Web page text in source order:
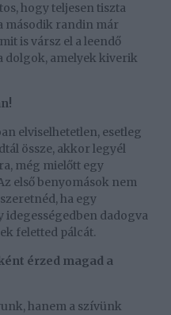
hogy teljesen tiszta
második randin már
is vársz el a leendő
dolgok, amelyek kiverik
elviselhetetlen, esetleg
össze, akkor legyél
még mielőtt egy
első benyomások nem
ha egy
idegességedben dadogva
feletted pálcát.
érzed magad a
hanem a szívünk